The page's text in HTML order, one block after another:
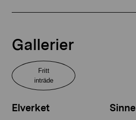
Gallerier
Fritt
inträde
Elverket Sinne